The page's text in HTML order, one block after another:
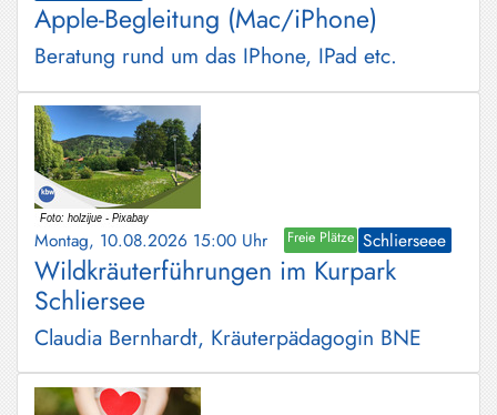
Apple-Begleitung (Mac/iPhone)
Beratung rund um das IPhone, IPad etc.
Montag, 10.08.2026 15:00 Uhr Freie Plätze Schlierseee
Wildkräuterführungen im Kurpark
Schliersee
Claudia Bernhardt, Kräuterpädagogin BNE
Schliersee
Tegernsee
Warngau
/
Wall
Weyarn